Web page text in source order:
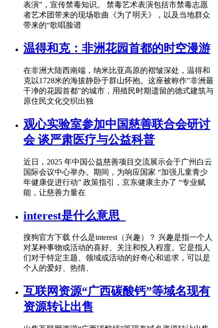
表演”，宣传禁毒知识。 禁毒艺术表演包括市禁毒志愿
者艺术团带来的现场歌曲《为了明天》，以及当地群众
带来的“歌唱脸谱
温得和克：非洲花园首都的时空漫游
在非洲大陆西南端，纳米比亚高原的褶皱深处，温得和
克以1728米的海拔静卧于群山怀抱。这座被称作"非洲最
干净的花园首都"的城市，用殖民时期遗留的德式建筑与
原住民文化交织出独
观心实验室参加中国慈善联合会研讨
会 谈严肃医疗与公益科普
近日，2025 年中国公益慈善项目交流展示会于广州白云
国际会议中心举办。期间，为响应国家 “加强儿童青少
年健康促进行动” 政策指引，京东健康主办了 “专业赋
能，让慈善力量在
interest是什么意思_
搜狗官方下载 什么是interest（兴趣）？ 兴趣是指一个人
对某种事物或活动的喜好、关注和投入程度。它是指人
们对于特定主题、领域或活动的好奇心和追求，可以是
个人的爱好、热情、
互联网资源“广西碳酸钙”等域名现有
资源转让出售